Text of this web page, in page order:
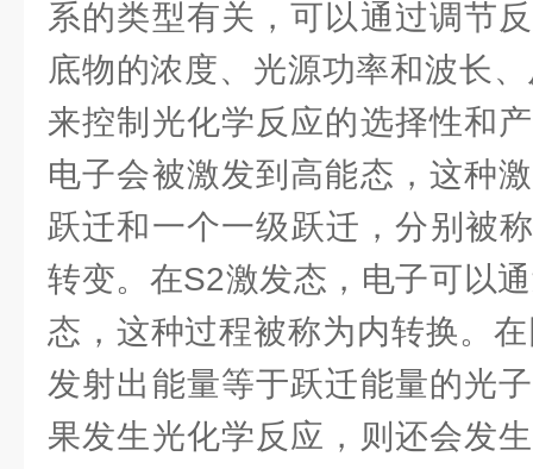
系的类型有关，可以通过调节
底物的浓度、光源功率和波长
来控制光化学反应的选择性和
电子会被激发到高能态，这种
跃迁和一个一级跃迁，分别被
转变。在S2激发态，电子可以
态，这种过程被称为内转换。
发射出能量等于跃迁能量的光
果发生光化学反应，则还会发